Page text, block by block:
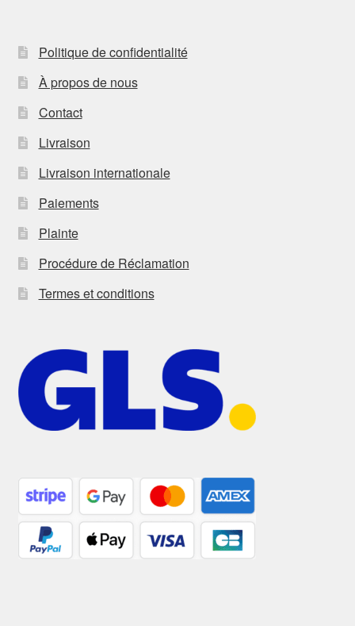
Politique de confidentialité
À propos de nous
Contact
Livraison
Livraison internationale
Paiements
Plainte
Procédure de Réclamation
Termes et conditions